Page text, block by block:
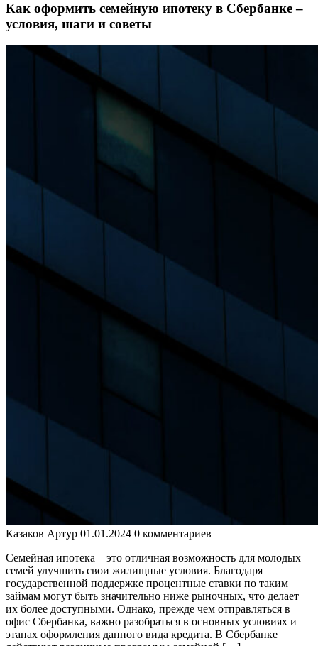
Как оформить семейную ипотеку в Сбербанке –
условия, шаги и советы
Казаков Артур 01.01.2024 0 комментариев
Семейная ипотека – это отличная возможность для молодых
семей улучшить свои жилищные условия. Благодаря
государственной поддержке процентные ставки по таким
займам могут быть значительно ниже рыночных, что делает
их более доступными. Однако, прежде чем отправляться в
офис Сбербанка, важно разобраться в основных условиях и
этапах оформления данного вида кредита. В Сбербанке